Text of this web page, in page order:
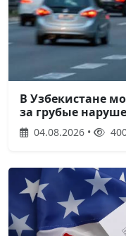
В Узбекистане
за грубые
04.08.2026 •